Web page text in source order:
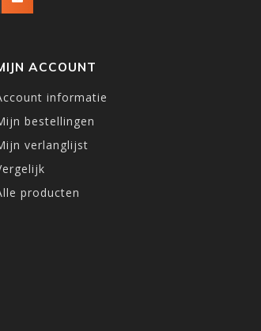
ACCOUNT
informatie
bestellingen
verlanglijst
producten